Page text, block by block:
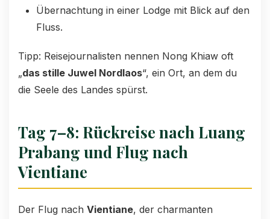
Übernachtung in einer Lodge mit Blick auf den
Fluss.
Tipp: Reisejournalisten nennen Nong Khiaw oft
„das stille Juwel Nordlaos“, ein Ort, an dem du
die Seele des Landes spürst.
Tag 7–8: Rückreise nach Luang
Prabang und Flug nach
Vientiane
Der Flug nach Vientiane, der charmanten